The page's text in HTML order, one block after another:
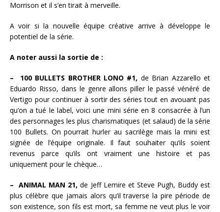
Morrison et il s’en tirait à merveille.
A voir si la nouvelle équipe créative arrive à développe le
potentiel de la série.
A noter aussi la sortie de :
– 100 BULLETS BROTHER LONO #1, de Brian Azzarello et
Eduardo Risso, dans le genre allons piller le passé vénéré de
Vertigo pour continuer à sortir des séries tout en avouant pas
qu’on a tué le label, voici une mini série en 8 consacrée à l’un
des personnages les plus charismatiques (et salaud) de la série
100 Bullets. On pourrait hurler au sacrilège mais la mini est
signée de l’équipe originale. Il faut souhaiter qu’ils soient
revenus parce qu’ils ont vraiment une histoire et pas
uniquement pour le chèque…
– ANIMAL MAN 21, de Jeff Lemire et Steve Pugh, Buddy est
plus célèbre que jamais alors qu’il traverse la pire période de
son existence, son fils est mort, sa femme ne veut plus le voir